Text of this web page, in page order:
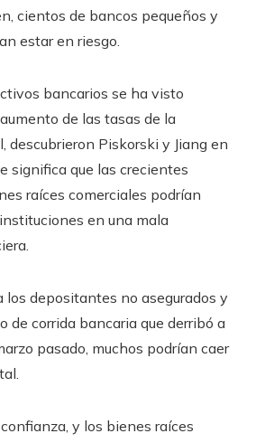
cientos de bancos pequeños y
estar en riesgo.
bancarios se ha visto
de las tasas de la
descubrieron Piskorski y Jiang en
significa que las crecientes
raíces comerciales podrían
en una mala
los depositantes no asegurados y
de corrida bancaria que derribó a
pasado, muchos podrían caer
y los bienes raíces